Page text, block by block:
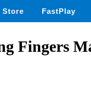
Store FastPlay
Fingers